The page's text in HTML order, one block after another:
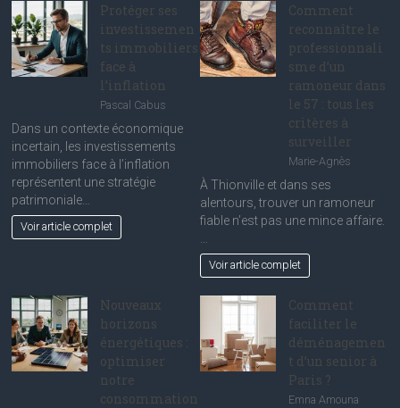
Protéger ses
investissemen
ts immobiliers
face à
l’inflation
Pascal Cabus
Dans un contexte économique
incertain, les investissements
immobiliers face à l’inflation
représentent une stratégie
patrimoniale…
Voir article complet
Comment
reconnaître le
professionnali
sme d’un
ramoneur dans
le 57 : tous les
critères à
surveiller
Marie-Agnès
À Thionville et dans ses
alentours, trouver un ramoneur
fiable n’est pas une mince affaire.
Voir article complet
Nouveaux
horizons
énergétiques :
optimiser
notre
consommation
Comment
faciliter le
déménagemen
t d’un senior à
Paris ?
Emna Amouna